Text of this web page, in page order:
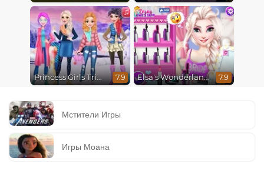
Princess Girls Trip To Aspen 7.9 Elsa's Wonderland Wedding 7.9
Мстители Игры
Игры Моана